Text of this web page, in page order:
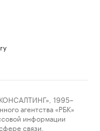
1995–
агентства «РБК»
информации
связи,